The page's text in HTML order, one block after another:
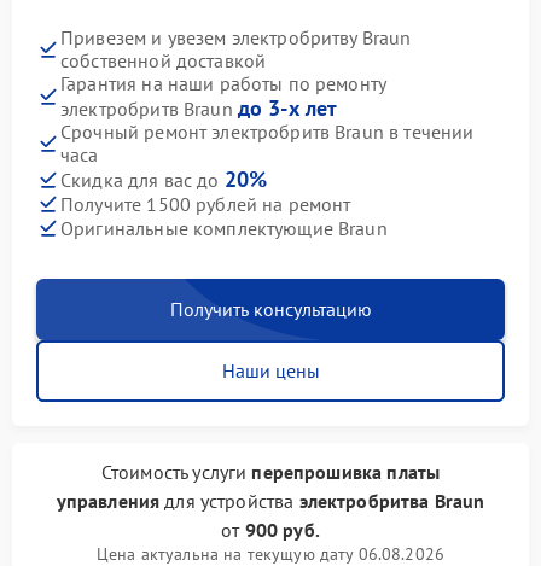
Привезем и увезем электробритву Braun
собственной доставкой
Гарантия на наши работы по ремонту
электробритв Braun до 3-х лет
Срочный ремонт электробритв Braun в течении
часа
Скидка для вас до 20%
Получите 1500 рублей на ремонт
Оригинальные комплектующие Braun
Получить консультацию
Наши цены
Стоимость услуги перепрошивка платы
управления для устройства электробритва Braun
от 900 руб.
Цена актуальна на текущую дату 06.08.2026